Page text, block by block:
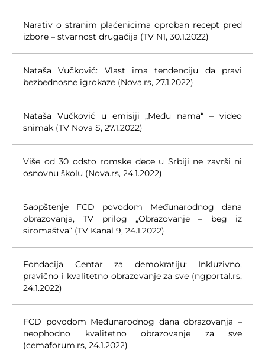
Narativ o stranim plaćenicima oproban recept pred
izbore – stvarnost drugačija (TV N1, 30.1.2022)
Nataša Vučković: Vlast ima tendenciju da pravi
bezbednosne igrokaze (Nova.rs, 27.1.2022)
Nataša Vučković u emisiji „Među nama“ – video
snimak (TV Nova S, 27.1.2022)
Više od 30 odsto romske dece u Srbiji ne završi ni
osnovnu školu (Nova.rs, 24.1.2022)
Saopštenje FCD povodom Međunarodnog dana
obrazovanja, TV prilog „Obrazovanje – beg iz
siromaštva“ (TV Kanal 9, 24.1.2022)
Fondacija Centar za demokratiju: Inkluzivno,
pravično i kvalitetno obrazovanje za sve (ngportal.rs,
24.1.2022)
FCD povodom Međunarodnog dana obrazovanja –
neophodno kvalitetno obrazovanje za sve
(cemaforum.rs, 24.1.2022)